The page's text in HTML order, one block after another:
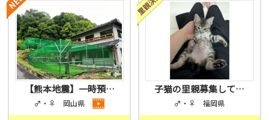
【熊本地震】一時預…
♂・♀ 岡山県
子猫の里親募集して…
♂・♀ 福岡県